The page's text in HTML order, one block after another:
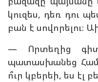
կուզես, դեռ դու
բան է սովորելու։
— Որտեղից
պատասխանեց
ո՞ւր կբերեի, ես էլ